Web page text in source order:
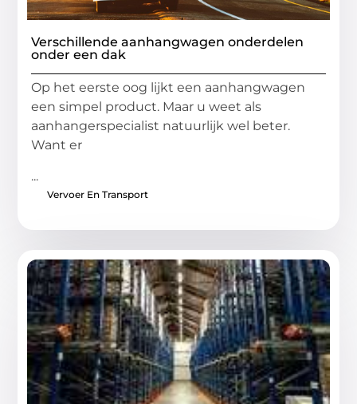
Verschillende aanhangwagen onderdelen
onder een dak
Op het eerste oog lijkt een aanhangwagen
een simpel product. Maar u weet als
aanhangerspecialist natuurlijk wel beter.
Want er
...
Vervoer En Transport